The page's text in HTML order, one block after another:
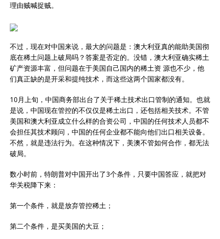
理由贼喊捉贼。
不过，现在对中国来说，最大的问题是：澳大利亚真的能助美国彻
底在稀土问题上破局吗？答案是否定的。没错，澳大利亚确实稀土
矿产资源丰富，但问题在于美国自己国内的稀土资 源也不少，他
们真正缺的是开采和提纯技术，而这些这两个国家都没有。
10月上旬，中国商务部出台了关于稀土技术出口管制的通知。也就
是说，中国现在管控的不仅仅是稀土出口，还包括相关技术。不管
美国和澳大利亚成立什么样的合资公司，中国的任何技术人员都不
会担任其技术顾问，中国的任何企业都不能向他们出口相关设备。
不然，就是违法行为。在这种情况下，美澳不管如何合作，都无法
破局。
数小时前，特朗普对中国开出了3个条件，只要中国答应，就把对
华关税降下来：
第一个条件，就是放弃管控稀土；
第二个条件，是买美国的大豆；